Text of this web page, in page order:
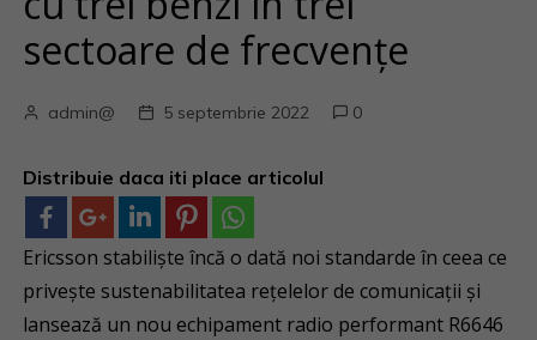
sectoare de frecvențe
admin@ 5 septembrie 2022 0
Distribuie daca iti place articolul
Ericsson stabiliște încă o dată noi standarde în ceea ce
privește sustenabilitatea rețelelor de comunicații și
lansează un nou echipament radio performant R6646